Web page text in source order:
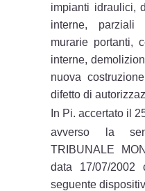
impianti idraulici,
interne, parzia li
murarie portanti,
interne,
nuova
difetto di
In Pi. accertato il
avverso la
TRIBUNALE
data 17/07/2002
seguente